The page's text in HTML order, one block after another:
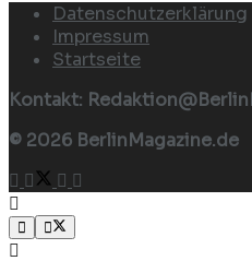
Datenschutzerklärung
Impressum
Startseite
Kontakt:
© 2026 BerlinMagazine.de